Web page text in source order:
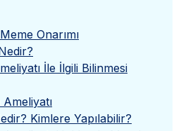
Onarımı
İle İlgili Bilinmesi
Kimlere Yapılabilir?